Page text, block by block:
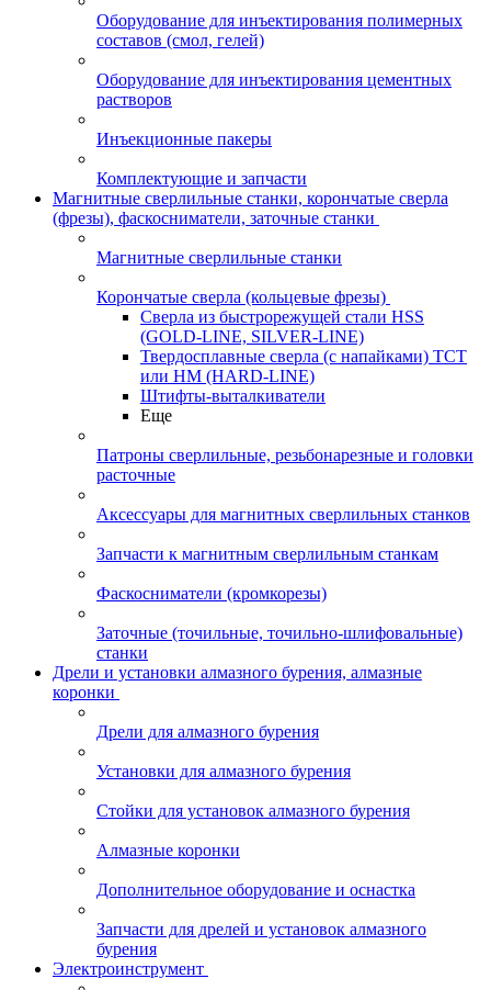
Оборудование для инъектирования полимерных
составов (смол, гелей)
Оборудование для инъектирования цементных
растворов
Инъекционные пакеры
Комплектующие и запчасти
Магнитные сверлильные станки, корончатые сверла
(фрезы), фаскосниматели, заточные станки
Магнитные сверлильные станки
Корончатые сверла (кольцевые фрезы)
Сверла из быстрорежущей стали HSS
(GOLD-LINE, SILVER-LINE)
Твердосплавные сверла (с напайками) ТСТ
или HM (HARD-LINE)
Штифты-выталкиватели
Еще
Патроны сверлильные, резьбонарезные и головки
расточные
Аксессуары для магнитных сверлильных станков
Запчасти к магнитным сверлильным станкам
Фаскосниматели (кромкорезы)
Заточные (точильные, точильно-шлифовальные)
станки
Дрели и установки алмазного бурения, алмазные
коронки
Дрели для алмазного бурения
Установки для алмазного бурения
Стойки для установок алмазного бурения
Алмазные коронки
Дополнительное оборудование и оснастка
Запчасти для дрелей и установок алмазного
бурения
Электроинструмент